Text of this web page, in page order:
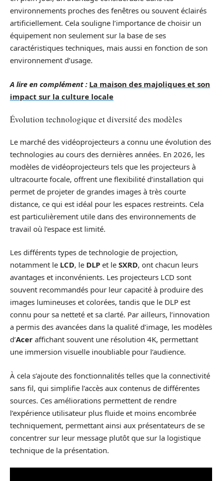
environnements proches des fenêtres ou souvent éclairés
artificiellement. Cela souligne l’importance de choisir un
équipement non seulement sur la base de ses
caractéristiques techniques, mais aussi en fonction de son
environnement d’usage.
A lire en complément : La maison des majoliques et son
impact sur la culture locale
Évolution technologique et diversité des modèles
Le marché des vidéoprojecteurs a connu une évolution des
technologies au cours des dernières années. En 2026, les
modèles de vidéoprojecteurs tels que les projecteurs à
ultracourte focale, offrent une flexibilité d’installation qui
permet de projeter de grandes images à très courte
distance, ce qui est idéal pour les espaces restreints. Cela
est particulièrement utile dans des environnements de
travail où l’espace est limité.
Les différents types de technologie de projection,
notamment le LCD, le DLP et le SXRD, ont chacun leurs
avantages et inconvénients. Les projecteurs LCD sont
souvent recommandés pour leur capacité à produire des
images lumineuses et colorées, tandis que le DLP est
connu pour sa netteté et sa clarté. Par ailleurs, l’innovation
a permis des avancées dans la qualité d’image, les modèles
d’Acer affichant souvent une résolution 4K, permettant
une immersion visuelle inoubliable pour l’audience.
À cela s’ajoute des fonctionnalités telles que la connectivité
sans fil, qui simplifie l’accès aux contenus de différentes
sources. Ces améliorations permettent de rendre
l’expérience utilisateur plus fluide et moins encombrée
techniquement, permettant ainsi aux présentateurs de se
concentrer sur leur message plutôt que sur la logistique
technique de la présentation.